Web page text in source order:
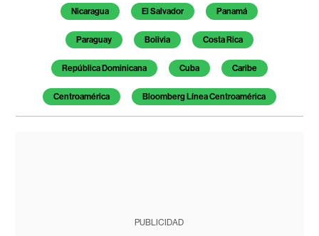
Nicaragua El Salvador Panamá
Paraguay Bolivia Costa Rica
República Dominicana Cuba Caribe
Centroamérica Bloomberg Línea Centroamérica
PUBLICIDAD